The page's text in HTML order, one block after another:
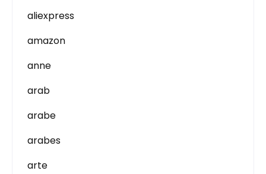
aliexpress
amazon
anne
arab
arabe
arabes
arte